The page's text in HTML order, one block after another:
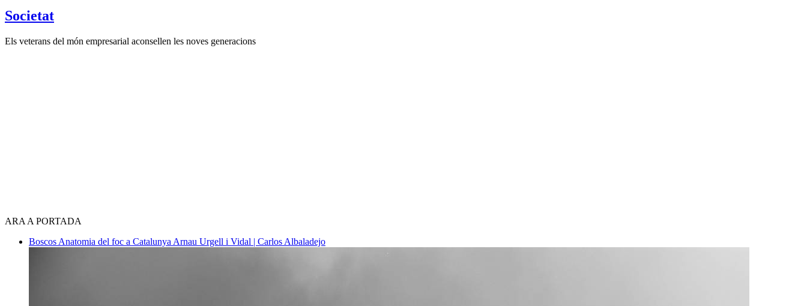
Societat
Els veterans del món empresarial aconsellen les noves generacions
ARA A PORTADA
Boscos Anatomia del foc a Catalunya Arnau Urgell i Vidal | Carlos Albaladejo